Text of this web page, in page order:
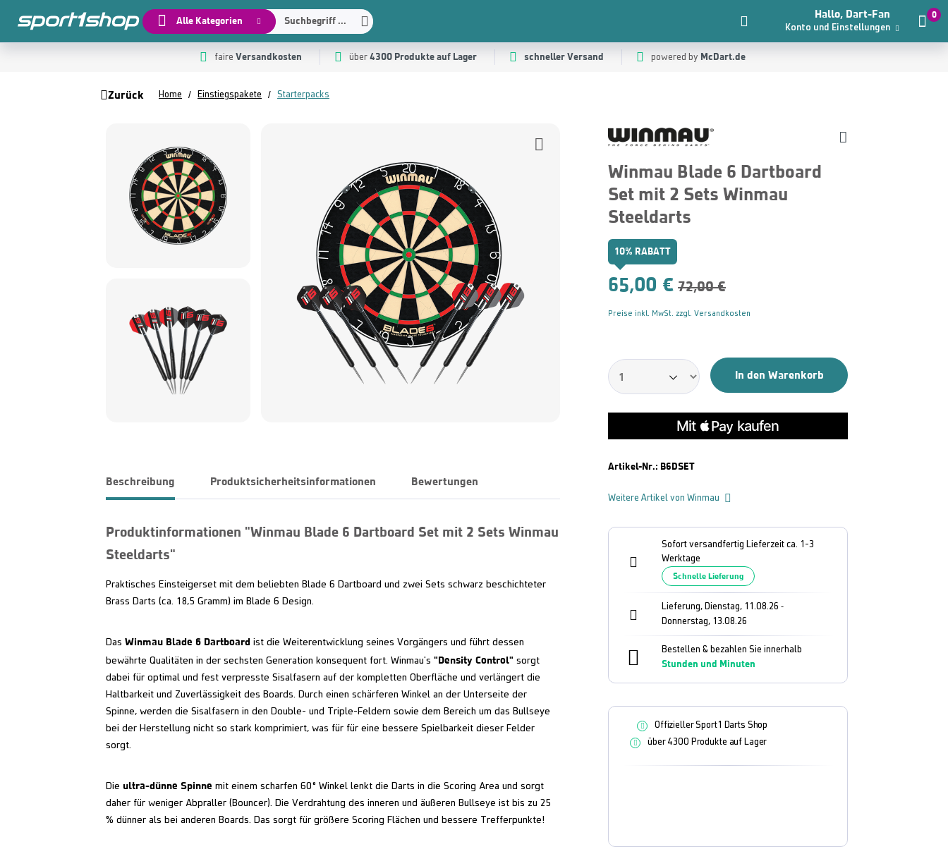
Alle Kategorien Suchbegriff ...
Hallo, Dart-Fan
Konto und Einstellungen
0
faire Versandkosten über 4300 Produkte auf Lager schneller Versand powered by McDart.de
Zurück Home Einstiegspakete Starterpacks
Beschreibung Produktsicherheitsinformationen Bewertungen
Produktinformationen "Winmau Blade 6 Dartboard Set mit 2 Sets Winmau
Steeldarts"
Praktisches Einsteigerset mit dem beliebten Blade 6 Dartboard und zwei Sets schwarz beschichteter
Brass Darts (ca. 18,5 Gramm) im Blade 6 Design.
Das Winmau Blade 6 Dartboard ist die Weiterentwicklung seines Vorgängers und führt dessen
bewährte Qualitäten in der sechsten Generation konsequent fort. Winmau's "Density Control" sorgt
dabei für optimal und fest verpresste Sisalfasern auf der kompletten Oberfläche und verlängert die
Haltbarkeit und Zuverlässigkeit des Boards. Durch einen schärferen Winkel an der Unterseite der
Spinne, werden die Sisalfasern in den Double- und Triple-Feldern sowie dem Bereich um das Bullseye
bei der Herstellung nicht so stark komprimiert, was für für eine bessere Spielbarkeit dieser Felder
sorgt.
Die ultra-dünne Spinne mit einem scharfen 60° Winkel lenkt die Darts in die Scoring Area und sorgt
daher für weniger Abpraller (Bouncer). Die Verdrahtung des inneren und äußeren Bullseye ist bis zu 25
% dünner als bei anderen Boards. Das sorgt für größere Scoring Flächen und bessere Trefferpunkte!
Winmau Blade 6 Dartboard
Set mit 2 Sets Winmau
Steeldarts
10% RABATT
65,00 € 72,00 €
Preise inkl. MwSt. zzgl. Versandkosten
In den Warenkorb
Artikel-Nr.: B6DSET
Weitere Artikel von Winmau
Sofort versandfertig Lieferzeit ca. 1-3
Werktage
Schnelle Lieferung
Lieferung, Dienstag, 11.08.26 -
Donnerstag, 13.08.26
Bestellen & bezahlen Sie innerhalb
Stunden und Minuten
Offizieller Sport1 Darts Shop
über 4300 Produkte auf Lager